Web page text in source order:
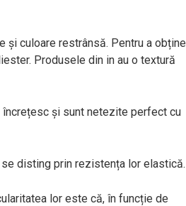
și culoare restrânsă. Pentru a obține
Produsele din in au o textură
și sunt netezite perfect cu
disting prin rezistența lor elastică.
lor este că, în funcție de